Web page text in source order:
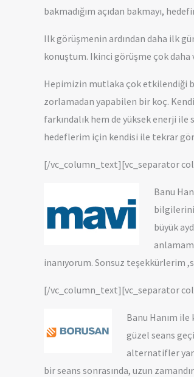
bakmadığım açıdan bakmayı,
Ilk görüşmenin ardından daha ilk
konuştum. Ikinci görüşme çok daha
Hepimizin mutlaka çok etkilendiği
zorlamadan yapabilen bir koç.
farkındalık hem de yüksek enerji
hedeflerim için kendisi ile tekrar
[/vc_column_text][vc_separator
Banu
bilgilerini
büyük
anlamam
inanıyorum. Sonsuz teşekkürlerim
[/vc_column_text][vc_separator
Banu Hanım
güzel seans
alternatifler
bir seans sonrasında, uzun